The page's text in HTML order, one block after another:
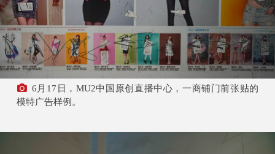
6月17日，MU2中国原创直播中心，一商铺门前张贴的
模特广告样例。